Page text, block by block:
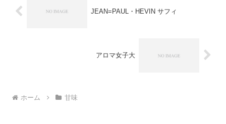
JEAN=PAUL・HEVIN サフィ
アロマ女子大
ホーム 甘味